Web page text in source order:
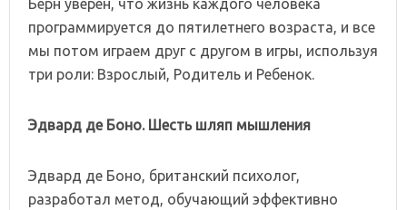
Берн уверен, что жизнь каждого человека
программируется до пятилетнего возраста, и все
мы потом играем друг с другом в игры, используя
три роли: Взрослый, Родитель и Ребенок.
Эдвард де Боно. Шесть шляп мышления
Эдвард де Боно, британский психолог,
разработал метод, обучающий эффективно